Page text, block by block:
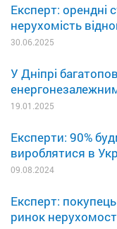
Експерт: орендні
нерухомість
30.06.2025
У Дніпрі
19.01.2025
Експерти: 90%
вироблятися в
09.08.2024
Експерт:
ринок